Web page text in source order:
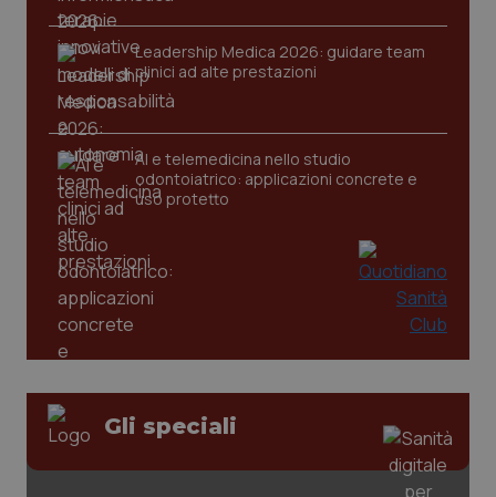
Leadership Medica 2026: guidare team
clinici ad alte prestazioni
AI e telemedicina nello studio
odontoiatrico: applicazioni concrete e
uso protetto
Gli speciali
CookieScriptConsent